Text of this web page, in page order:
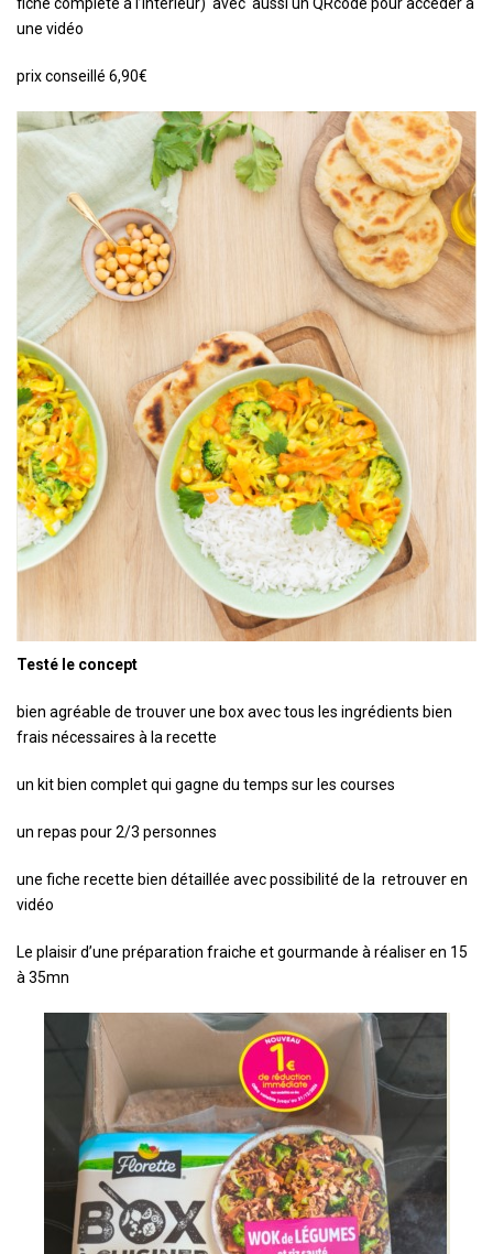
une vidéo
prix conseillé 6,90€
Testé le concept
bien agréable de trouver une box avec tous les ingrédients bien
frais nécessaires à la recette
un kit bien complet qui gagne du temps sur les courses
un repas pour 2/3 personnes
une fiche recette bien détaillée avec possibilité de la retrouver en
vidéo
Le plaisir d’une préparation fraiche et gourmande à réaliser en 15
à 35mn